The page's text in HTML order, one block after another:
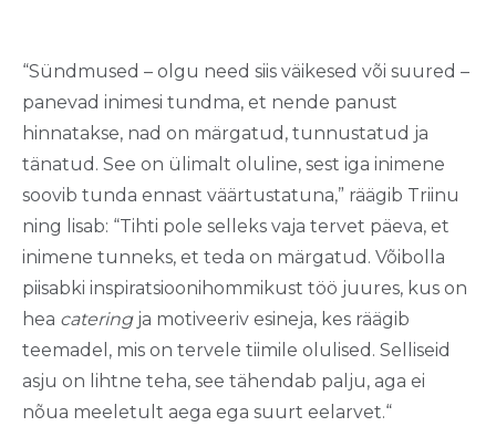
“Sündmused – olgu need siis väikesed või suured –
panevad inimesi tundma, et nende panust
hinnatakse, nad on märgatud, tunnustatud ja
tänatud. See on ülimalt oluline, sest iga inimene
soovib tunda ennast väärtustatuna,” räägib Triinu
ning lisab: “Tihti pole selleks vaja tervet päeva, et
inimene tunneks, et teda on märgatud. Võibolla
piisabki inspiratsioonihommikust töö juures, kus on
hea catering ja motiveeriv esineja, kes räägib
teemadel, mis on tervele tiimile olulised. Selliseid
asju on lihtne teha, see tähendab palju, aga ei
nõua meeletult aega ega suurt eelarvet.“